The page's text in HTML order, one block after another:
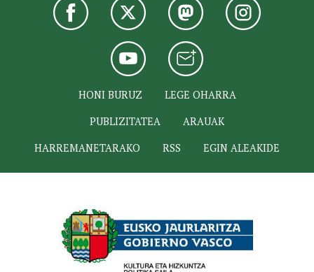
HONI BURUZ
LEGE OHARRA
PUBLIZITATEA
ARAUAK
HARREMANETARAKO
RSS EGIN ALEAKIDE